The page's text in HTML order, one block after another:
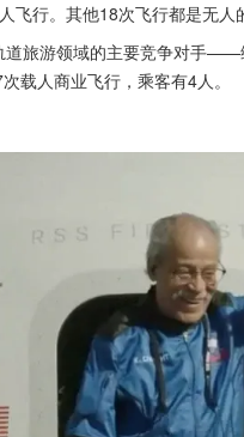
行。其他18次飞行都是无人
旅游领域的主要竞争对手
载人商业飞行，乘客有4人。